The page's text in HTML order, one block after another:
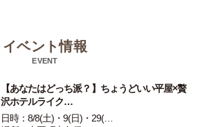
イベント情報
EVENT
【あなたはどっち派？】ちょうどいい平屋×贅
沢ホテルライク…
日時：8/8(土)・9(日)・29(…